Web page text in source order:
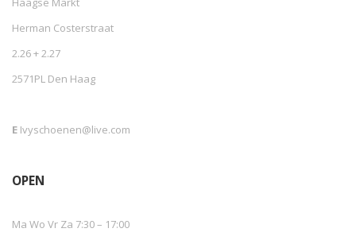
Herman Costerstraat
2.26 + 2.27
2571PL Den Haag
E Ivyschoenen@live.com
OPEN
Ma Wo Vr Za 7:30 – 17:00